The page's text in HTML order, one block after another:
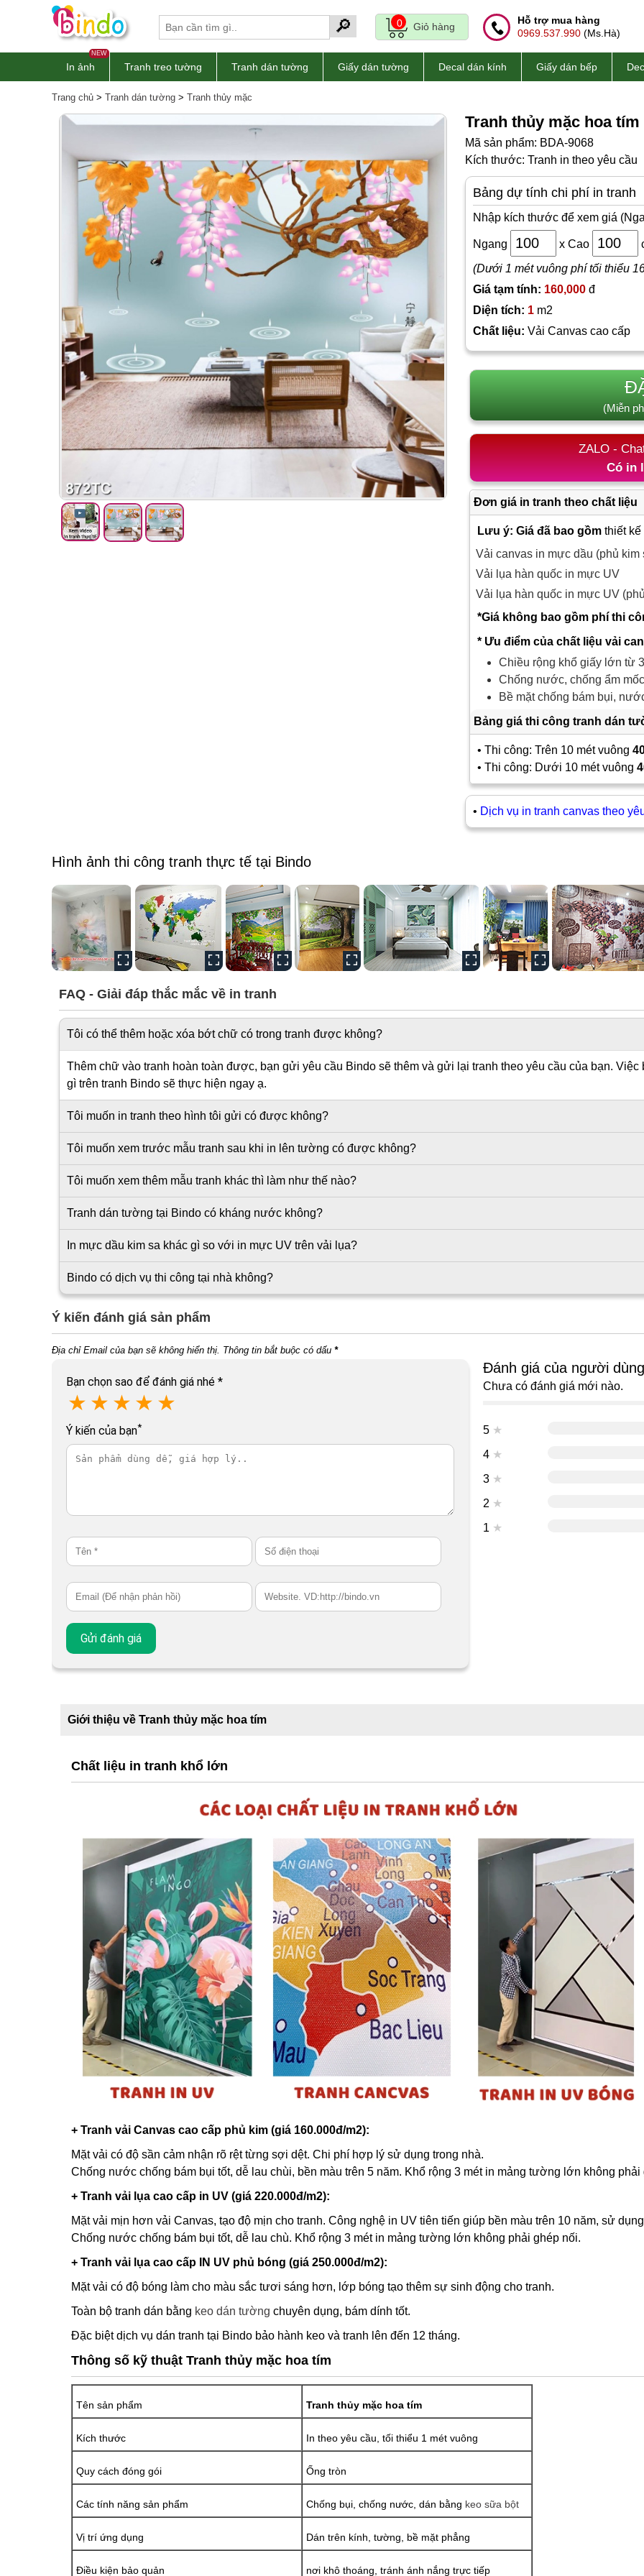
🔎 0 Giỏ hàng
Hỗ trợ mua hàng
0969.537.990 (Ms.Hà)
NEW
In ảnh Tranh treo tường Tranh dán tường Giấy dán tường Decal dán kính Giấy dán bếp
Trang chủ > Tranh dán tường > Tranh thủy mặc
Tranh thủy mặc hoa tím
Mã sản phẩm: BDA-9068
Kích thước: Tranh in theo yêu cầu
Bảng dự tính chi phí in tranh
Nhập kích thước để xem giá
Ngang x Cao
(Dưới 1 mét vuông phí tối thiểu
Giá tạm tính: 160,000 đ
Diện tích: 1 m2
Chất liệu: Vải Canvas cao cấp
(Miễn
ZALO -
Có in
Đơn giá in tranh theo chất liệu
Lưu ý: Giá đã bao gồm thiết
Vải canvas in mực dầu (phủ kim
Vải lụa hàn quốc in mực UV
Vải lụa hàn quốc in mực UV
*Giá không bao gồm phí thi
* Ưu điểm của chất liệu vải
Chiều rộng khổ giấy lớn từ
Chống nước, chống ẩm
Bề mặt chống bám bụi,
Bảng giá thi công tranh dán
• Thi công: Trên 10 mét vuông
• Thi công: Dưới 10 mét vuông
• Dịch vụ in tranh canvas theo
Hình ảnh thi công tranh thực tế tại Bindo
FAQ - Giải đáp thắc mắc về in tranh
Tôi có thể thêm hoặc xóa bớt chữ có trong tranh được không?
Thêm chữ vào tranh hoàn toàn được, bạn gửi yêu cầu Bindo sẽ thêm và gửi lại tranh theo yêu cầu của bạn.
gì trên tranh Bindo sẽ thực hiện ngay ạ.
Tôi muốn in tranh theo hình tôi gửi có được không?
Tôi muốn xem trước mẫu tranh sau khi in lên tường có được không?
Tôi muốn xem thêm mẫu tranh khác thì làm như thế nào?
Tranh dán tường tại Bindo có kháng nước không?
In mực dầu kim sa khác gì so với in mực UV trên vải lụa?
Bindo có dịch vụ thi công tại nhà không?
Ý kiến đánh giá sản phẩm
Địa chỉ Email của bạn sẽ không hiển thị. Thông tin bắt buộc có dấu *
Bạn chọn sao để đánh giá nhé *
★ ★ ★ ★ ★
Ý kiến của bạn*
Đánh giá của người dùng
Chưa có đánh giá mới nào.
5 ★
4 ★
3 ★
2 ★
1 ★
Giới thiệu về Tranh thủy mặc hoa tím
Chất liệu in tranh khổ lớn
+ Tranh vải Canvas cao cấp phủ kim (giá 160.000đ/m2):
Mặt vải có độ sần cảm nhận rõ rệt từng sợi dệt. Chi phí hợp lý sử dụng trong nhà.
Chống nước chống bám bụi tốt, dễ lau chùi, bền màu trên 5 năm. Khổ rộng 3 mét in mảng tường lớn không phải
+ Tranh vải lụa cao cấp in UV (giá 220.000đ/m2):
Mặt vải mịn hơn vải Canvas, tạo độ mịn cho tranh. Công nghệ in UV tiên tiến giúp bền màu trên 10 năm, sử
Chống nước chống bám bụi tốt, dễ lau chù. Khổ rộng 3 mét in mảng tường lớn không phải ghép nối.
+ Tranh vải lụa cao cấp IN UV phủ bóng (giá 250.000đ/m2):
Mặt vải có độ bóng làm cho màu sắc tươi sáng hơn, lớp bóng tạo thêm sự sinh động cho tranh.
Toàn bộ tranh dán bằng keo dán tường chuyên dụng, bám dính tốt.
Đặc biệt dịch vụ dán tranh tại Bindo bảo hành keo và tranh lên đến 12 tháng.
Thông số kỹ thuật Tranh thủy mặc hoa tím
Tên sản phẩm Tranh thủy mặc hoa tím
Kích thước In theo yêu cầu, tối thiểu 1 mét vuông
Quy cách đóng gói Ống tròn
Các tính năng sản phẩm Chống bụi, chống nước, dán bằng keo sữa bột
Vị trí ứng dụng Dán trên kính, tường, bề mặt phẳng
Điều kiện bảo quản nơi khô thoáng, tránh ánh nắng trực tiếp